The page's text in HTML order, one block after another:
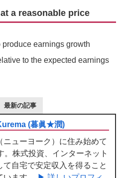
a reasonable price
earnings growth
to the expected earnings
最新の記事
(暮眞★潤)
ニューヨーク）に住み始めて
。株式投資、インターネット
て自宅で安定収入を得ること